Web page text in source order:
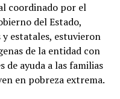
coordinado por el
del Estado,
y estatales, estuvieron
de la entidad con
de ayuda a las familias
en pobreza extrema.